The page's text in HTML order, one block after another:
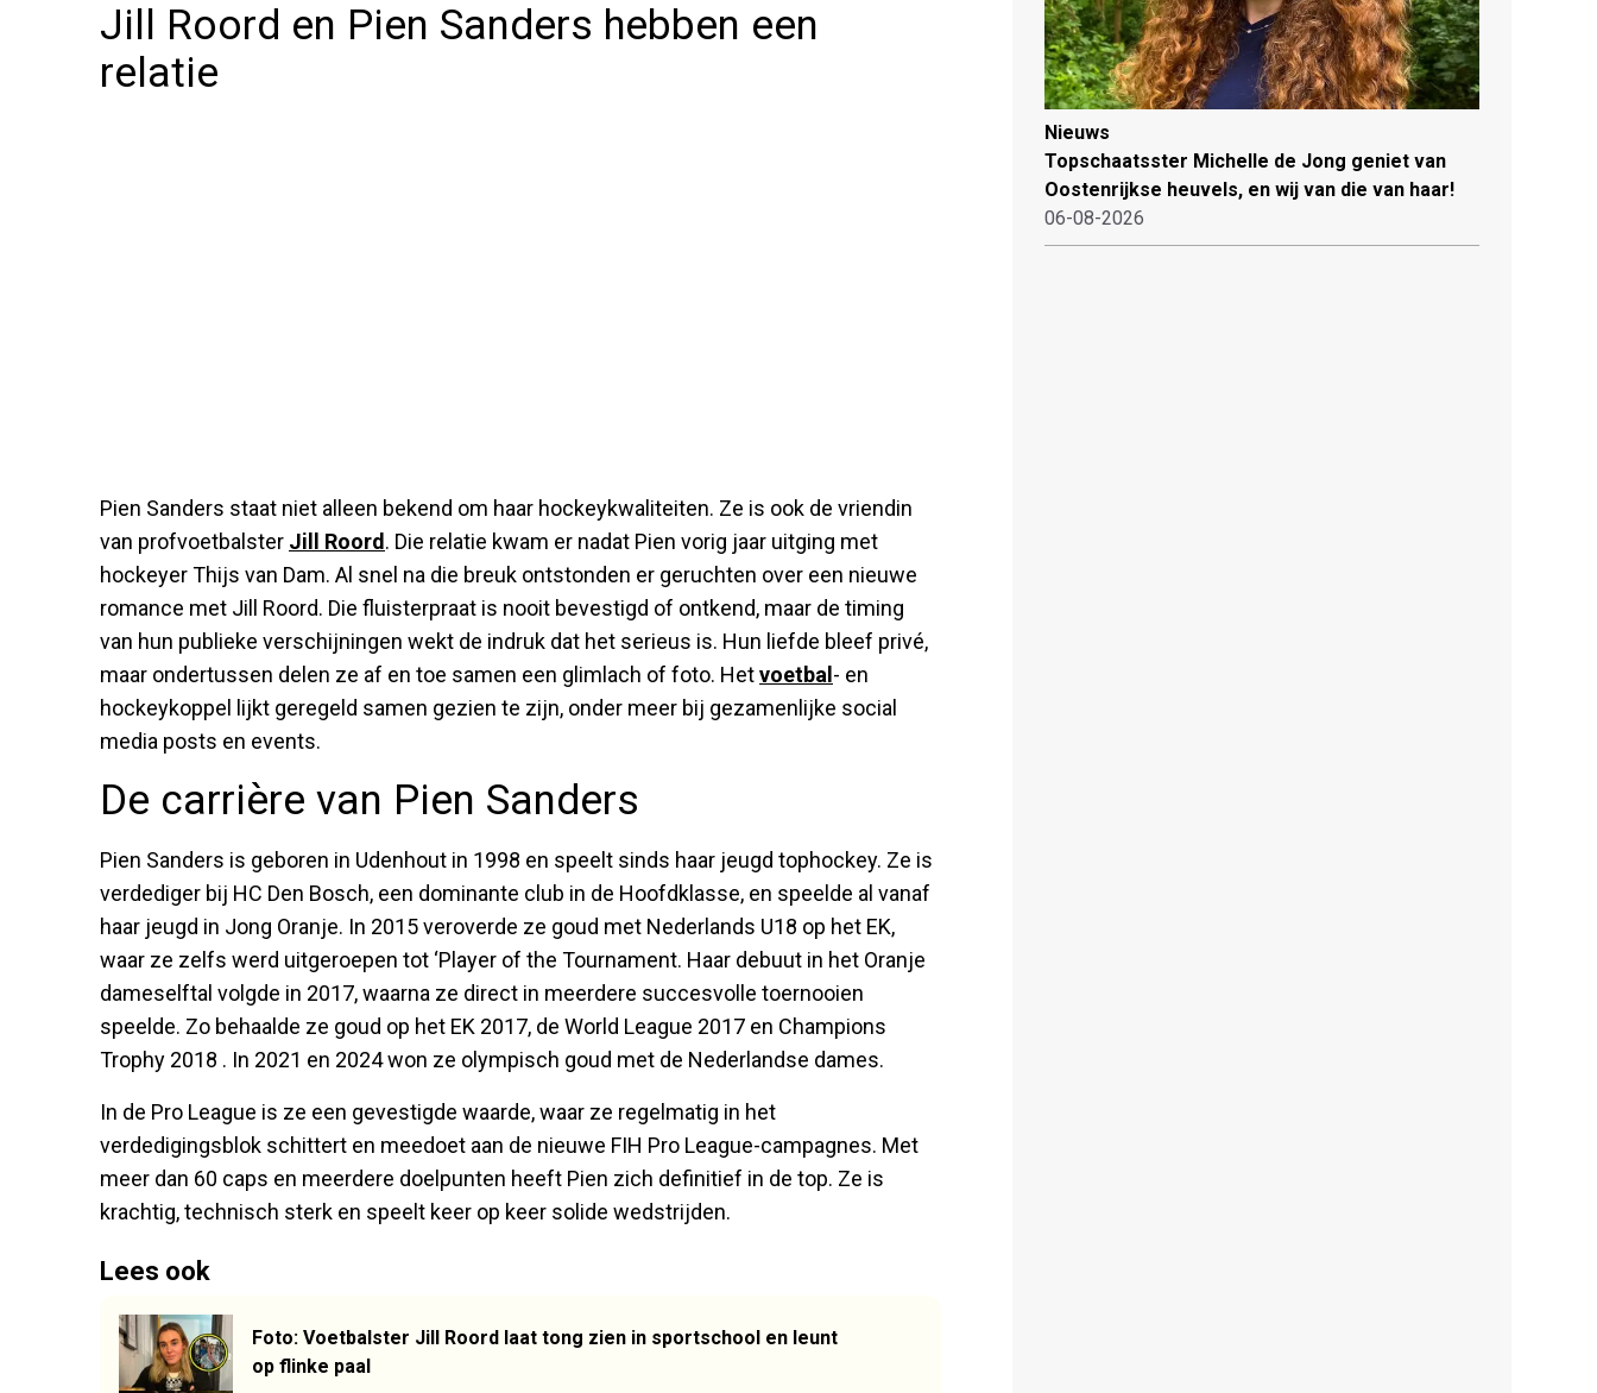
Jill Roord en Pien Sanders hebben een
relatie
Pien Sanders staat niet alleen bekend om haar hockeykwaliteiten. Ze is ook de vriendin
van profvoetbalster Jill Roord . Die relatie kwam er nadat Pien vorig jaar uitging met
hockeyer Thijs van Dam. Al snel na die breuk ontstonden er geruchten over een nieuwe
romance met Jill Roord. Die fluisterpraat is nooit bevestigd of ontkend, maar de timing
van hun publieke verschijningen wekt de indruk dat het serieus is. Hun liefde bleef privé,
maar ondertussen delen ze af en toe samen een glimlach of foto. Hetvoetbal - en
hockeykoppel lijkt geregeld samen gezien te zijn, onder meer bij gezamenlijke social
media posts en events.
De carrière van Pien Sanders
Pien Sanders is geboren in Udenhout in 1998 en speelt sinds haar jeugd tophockey. Ze is
verdediger bij HC Den Bosch, een dominante club in de Hoofdklasse, en speelde al vanaf
haar jeugd in Jong Oranje. In 2015 veroverde ze goud met Nederlands U18 op het EK,
waar ze zelfs werd uitgeroepen tot ‘Player of the Tournament. Haar debuut in het Oranje
dameselftal volgde in 2017, waarna ze direct in meerdere succesvolle toernooien
speelde. Zo behaalde ze goud op het EK 2017, de World League 2017 en Champions
Trophy 2018 . In 2021 en 2024 won ze olympisch goud met de Nederlandse dames.
In de Pro League is ze een gevestigde waarde, waar ze regelmatig in het
verdedigingsblok schittert en meedoet aan de nieuwe FIH Pro League-campagnes. Met
meer dan 60 caps en meerdere doelpunten heeft Pien zich definitief in de top. Ze is
krachtig, technisch sterk en speelt keer op keer solide wedstrijden.
Lees ook
Foto: Voetbalster Jill Roord laat tong zien in sportschool en leunt
op flinke paal
Nieuws
Topschaatsster Michelle de Jong geniet van
Oostenrijkse heuvels, en wij van die van haar!
06-08-2026